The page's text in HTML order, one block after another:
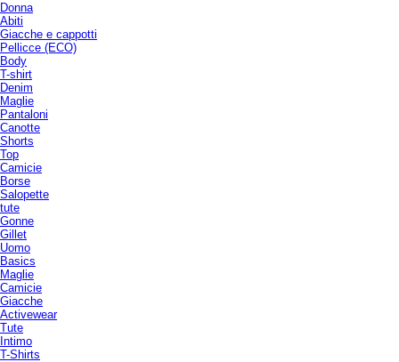
Donna
Abiti
Giacche e cappotti
Pellicce (ECO)
Body
T-shirt
Denim
Maglie
Pantaloni
Canotte
Shorts
Top
Camicie
Borse
Salopette
tute
Gonne
Gillet
Uomo
Basics
Maglie
Camicie
Giacche
Activewear
Tute
Intimo
T-Shirts